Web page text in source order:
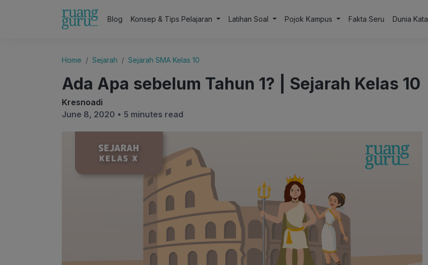
Blog Konsep & Tips Pelajaran Latihan Soal Pojok Kampus Fakta Seru Dunia Kata
Home Sejarah Sejarah SMA Kelas 10
Ada Apa sebelum Tahun 1? | Sejarah Kelas 10
Kresnoadi
June 8, 2020 • 5 minutes read